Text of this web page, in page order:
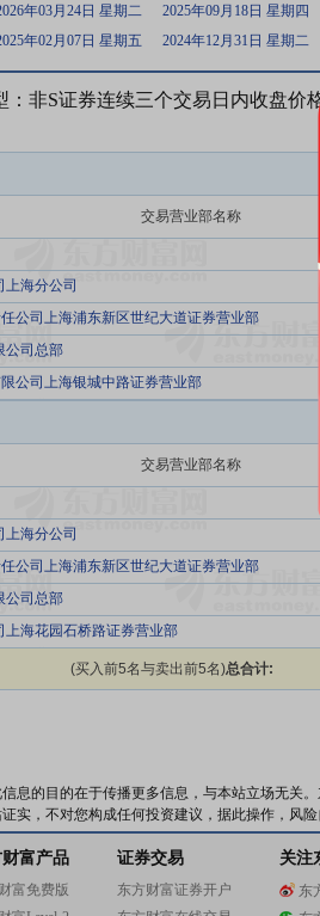
年03月24日 星期二 2025年09月18日 星期四
年02月07日 星期五 2024年12月31日 星期二
：非S证券连续三个交易日内收盘价
交易营业部名称
海分公司
公司上海浦东新区世纪大道证券营业部
公司总部
公司上海银城中路证券营业部
交易营业部名称
海分公司
公司上海浦东新区世纪大道证券营业部
公司总部
上海花园石桥路证券营业部
(买入前5名与卖出前5名)总合计:
息的目的在于传播更多信息，与本站立场无关
实，不对您构成任何投资建议，据此操作，风险